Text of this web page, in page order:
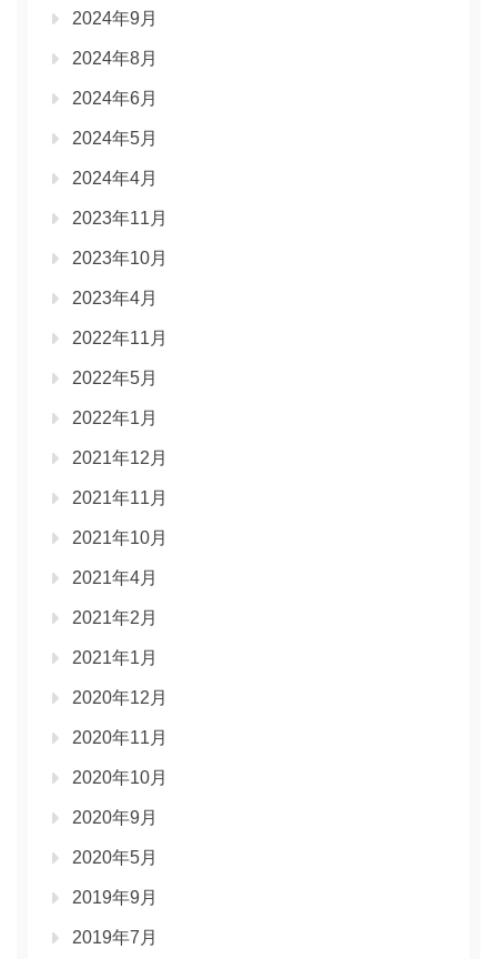
2024年9月
2024年8月
2024年6月
2024年5月
2024年4月
2023年11月
2023年10月
2023年4月
2022年11月
2022年5月
2022年1月
2021年12月
2021年11月
2021年10月
2021年4月
2021年2月
2021年1月
2020年12月
2020年11月
2020年10月
2020年9月
2020年5月
2019年9月
2019年7月